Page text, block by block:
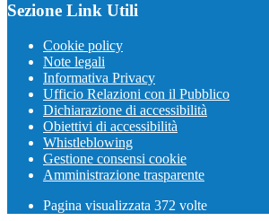
Sezione Link Utili
Cookie policy
Note legali
Informativa Privacy
Ufficio Relazioni con il Pubblico
Dichiarazione di accessibilità
Obiettivi di accessibilità
Whistleblowing
Gestione consensi cookie
Amministrazione trasparente
Pagina visualizzata 372 volte